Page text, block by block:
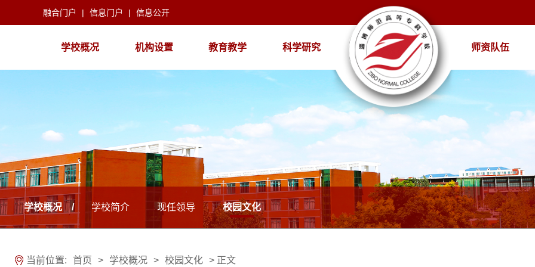
融合门户 | 信息门户 | 信息公开
学校概况 机构设置 教育教学 科学研究 师资队伍
学校概况 / 学校简介 现任领导 校园文化
当前位置: 首页 > 学校概况 > 校园文化 > 正文